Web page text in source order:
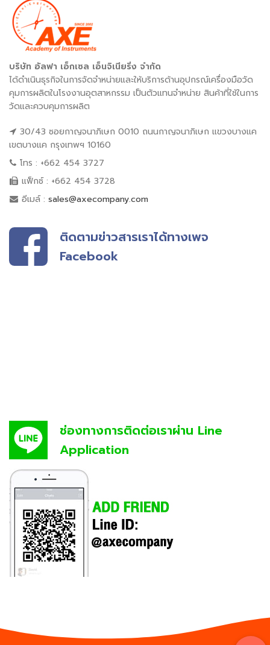
บริษัท อัลฟา เอ็กเซล เอ็นจิเนียริ่ง จำกัด
ได้ดำเนินธุรกิจในการจัดจำหน่ายและให้บริการด้านอุปกรณ์เครื่องมือวัด
คุมการผลิตในโรงงานอุตสาหกรรม เป็นตัวแทนจำหน่าย สินค้าที่ใช้ในการ
วัดและควบคุมการผลิต
30/43 ซอยกาญจนาภิเษก 0010 ถนนกาญจนาภิเษก แขวงบางแค
เขตบางแค กรุงเทพฯ 10160
โทร : +662 454 3727
แฟ็กซ์ : +662 454 3728
อีเมล์ : sales@axecompany.com
ติดตามข่าวสารเราได้ทางเพจ
Facebook
ช่องทางการติดต่อเราผ่าน Line
Application